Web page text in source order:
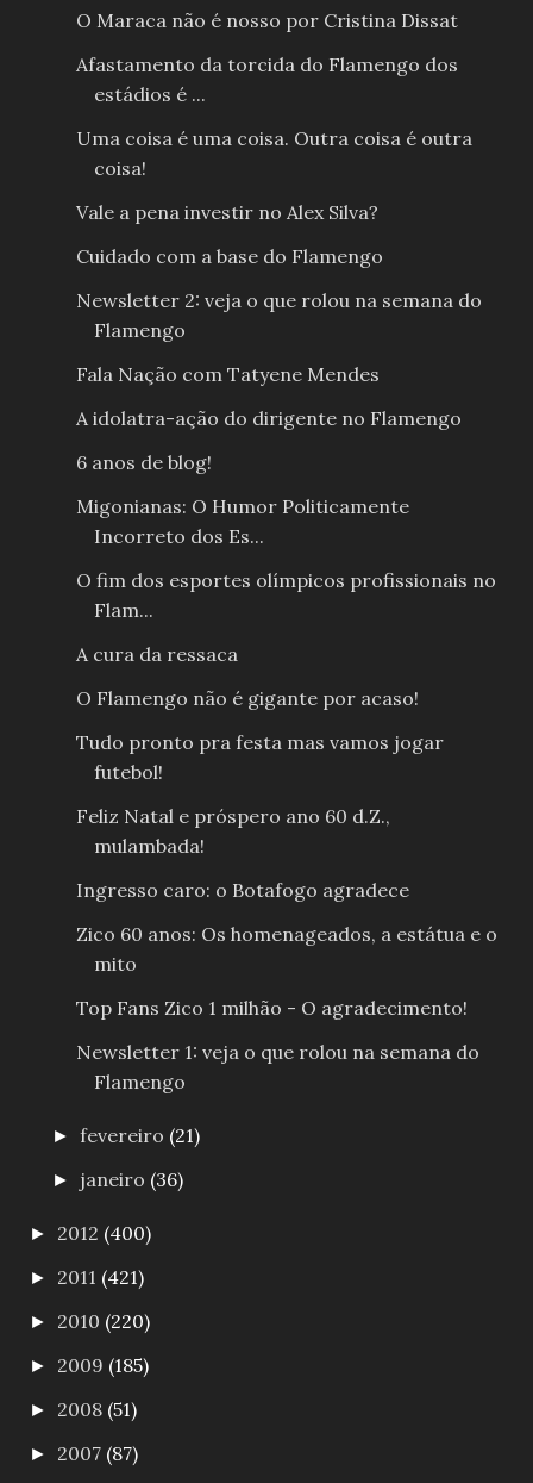
O Maraca não é nosso por Cristina Dissat
Afastamento da torcida do Flamengo dos
estádios é ...
Uma coisa é uma coisa. Outra coisa é outra
coisa!
Vale a pena investir no Alex Silva?
Cuidado com a base do Flamengo
Newsletter 2: veja o que rolou na semana do
Flamengo
Fala Nação com Tatyene Mendes
A idolatra-ação do dirigente no Flamengo
6 anos de blog!
Migonianas: O Humor Politicamente
Incorreto dos Es...
O fim dos esportes olímpicos profissionais no
Flam...
A cura da ressaca
O Flamengo não é gigante por acaso!
Tudo pronto pra festa mas vamos jogar
futebol!
Feliz Natal e próspero ano 60 d.Z.,
mulambada!
Ingresso caro: o Botafogo agradece
Zico 60 anos: Os homenageados, a estátua e o
mito
Top Fans Zico 1 milhão - O agradecimento!
Newsletter 1: veja o que rolou na semana do
Flamengo
►fevereiro (21)
► janeiro (36)
► 2012 (400)
► 2011 (421)
► 2010 (220)
► 2009 (185)
► 2008 (51)
► 2007 (87)